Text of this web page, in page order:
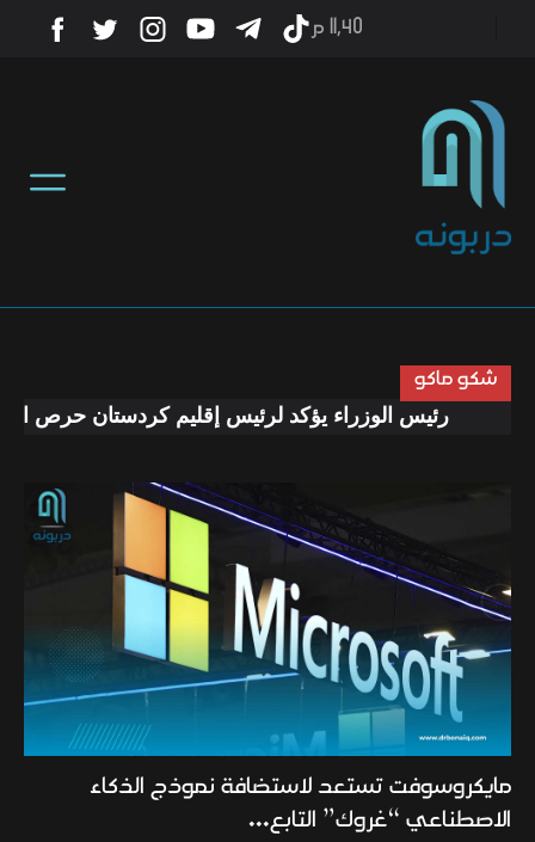
أخبار
رياضة
صحة
وفنون
11٫40 م
شكو ماكو
رئيس الوزراء يؤكد لرئيس إقليم كردستان حرص
مايكروسوفت تستعد لاستضافة نموذج الذكاء
الاصطناعي “غروك” التابع...